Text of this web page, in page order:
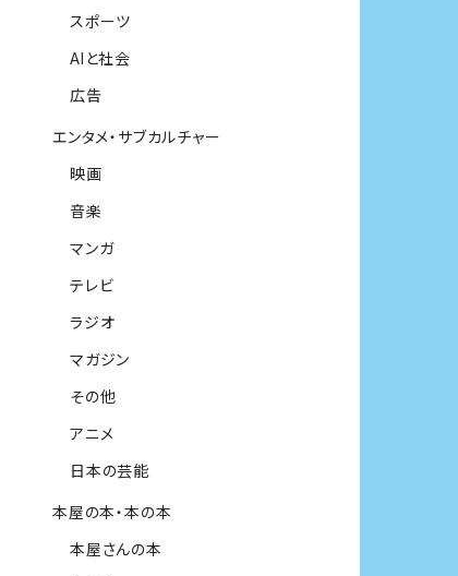
スポーツ
AIと社会
広告
エンタメ・サブカルチャー
映画
音楽
マンガ
テレビ
ラジオ
マガジン
その他
アニメ
日本の芸能
本屋の本・本の本
本屋さんの本